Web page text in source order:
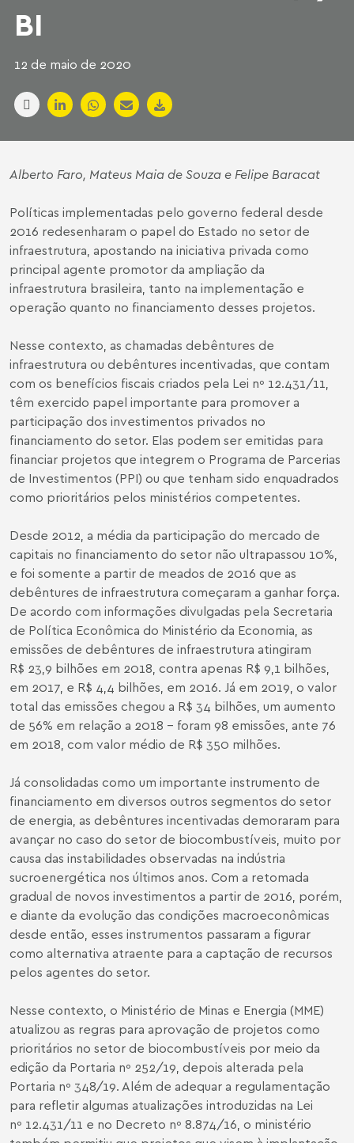
BI
12 de maio de 2020
Alberto Faro, Mateus Maia de Souza e Felipe Baracat
Políticas implementadas pelo governo federal desde
2016 redesenharam o papel do Estado no setor de
infraestrutura, apostando na iniciativa privada como
principal agente promotor da ampliação da
infraestrutura brasileira, tanto na implementação e
operação quanto no financiamento desses projetos.
Nesse contexto, as chamadas debêntures de
infraestrutura ou debêntures incentivadas, que contam
com os benefícios fiscais criados pela Lei nº 12.431/11,
têm exercido papel importante para promover a
participação dos investimentos privados no
financiamento do setor. Elas podem ser emitidas para
financiar projetos que integrem o Programa de Parcerias
de Investimentos (PPI) ou que tenham sido enquadrados
como prioritários pelos ministérios competentes.
Desde 2012, a média da participação do mercado de
capitais no financiamento do setor não ultrapassou 10%,
e foi somente a partir de meados de 2016 que as
debêntures de infraestrutura começaram a ganhar força.
De acordo com informações divulgadas pela Secretaria
de Política Econômica do Ministério da Economia, as
emissões de debêntures de infraestrutura atingiram
R$ 23,9 bilhões em 2018, contra apenas R$ 9,1 bilhões,
em 2017, e R$ 4,4 bilhões, em 2016. Já em 2019, o valor
total das emissões chegou a R$ 34 bilhões, um aumento
de 56% em relação a 2018 – foram 98 emissões, ante 76
em 2018, com valor médio de R$ 350 milhões.
Já consolidadas como um importante instrumento de
financiamento em diversos outros segmentos do setor
de energia, as debêntures incentivadas demoraram para
avançar no caso do setor de biocombustíveis, muito por
causa das instabilidades observadas na indústria
sucroenergética nos últimos anos. Com a retomada
gradual de novos investimentos a partir de 2016, porém,
e diante da evolução das condições macroeconômicas
desde então, esses instrumentos passaram a figurar
como alternativa atraente para a captação de recursos
pelos agentes do setor.
Nesse contexto, o Ministério de Minas e Energia (MME)
atualizou as regras para aprovação de projetos como
prioritários no setor de biocombustíveis por meio da
edição da Portaria nº 252/19, depois alterada pela
Portaria nº 348/19. Além de adequar a regulamentação
para refletir algumas atualizações introduzidas na Lei
nº 12.431/11 e no Decreto nº 8.874/16, o ministério